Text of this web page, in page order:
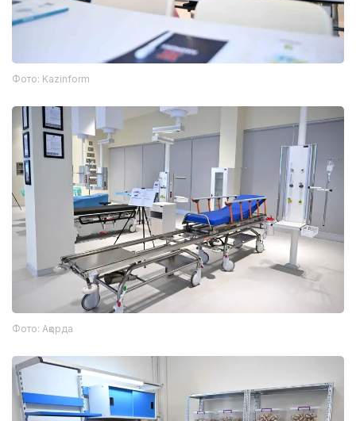
Фото: Kazinform
Фото: Ақорда